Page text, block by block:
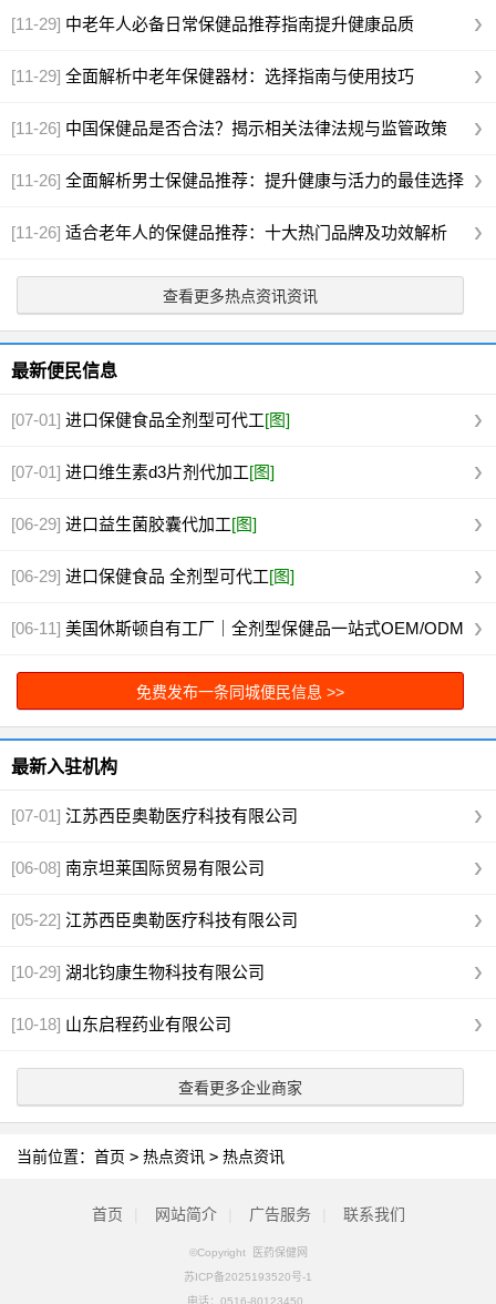
[11-29] 中老年人必备日常保健品推荐指南提升健康品质
[11-29] 全面解析中老年保健器材：选择指南与使用技巧
[11-26] 中国保健品是否合法？揭示相关法律法规与监管政策
[11-26] 全面解析男士保健品推荐：提升健康与活力的最佳选择
[11-26] 适合老年人的保健品推荐：十大热门品牌及功效解析
查看更多热点资讯资讯
最新便民信息
[07-01] 进口保健食品全剂型可代工[图]
[07-01] 进口维生素d3片剂代加工[图]
[06-29] 进口益生菌胶囊代加工[图]
[06-29] 进口保健食品 全剂型可代工[图]
[06-11] 美国休斯顿自有工厂｜全剂型保健品一站式OEM/ODM
代工[图]
免费发布一条同城便民信息 >>
最新入驻机构
[07-01] 江苏西臣奥勒医疗科技有限公司
[06-08] 南京坦莱国际贸易有限公司
[05-22] 江苏西臣奥勒医疗科技有限公司
[10-29] 湖北钧康生物科技有限公司
[10-18] 山东启程药业有限公司
查看更多企业商家
当前位置： 首页 > 热点资讯 > 热点资讯
首页 网站简介 广告服务 联系我们
©Copyright 医药保健网
苏ICP备2025193520号-1
电话： 0516-80123450